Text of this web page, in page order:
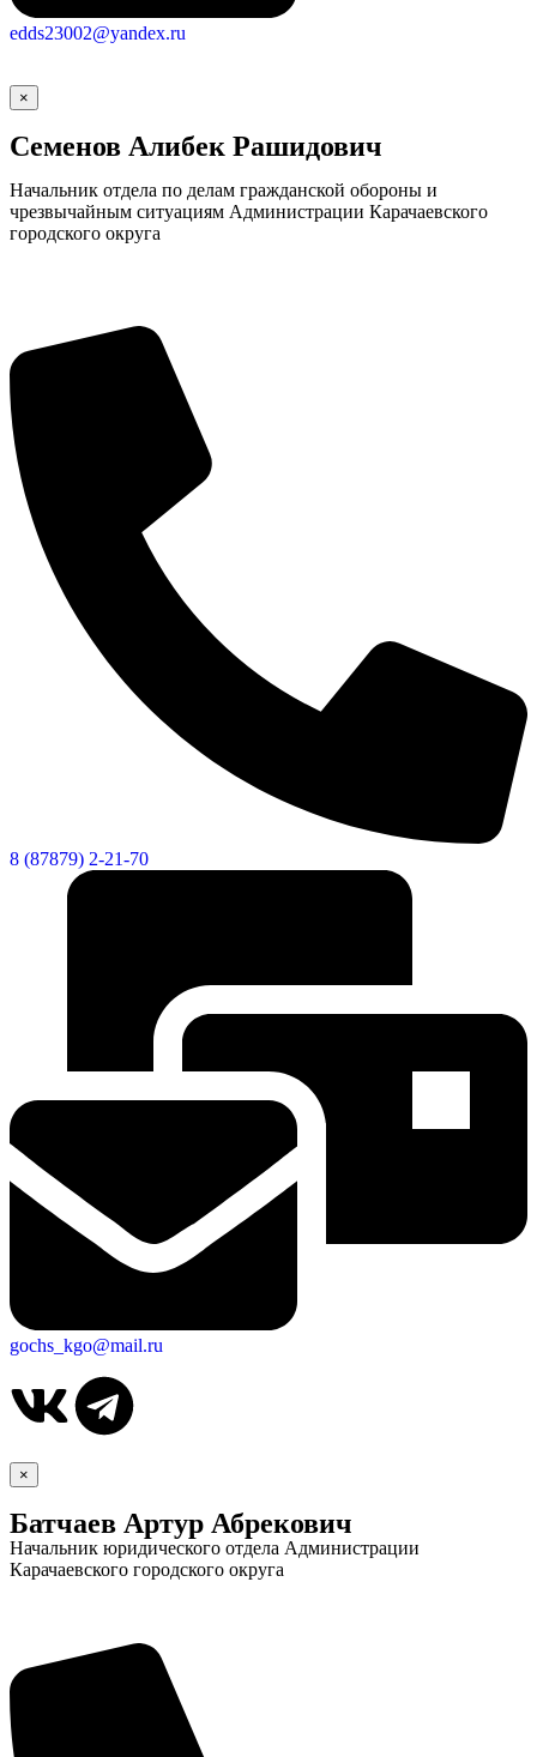
edds23002@yandex.ru
×
Семенов Алибек Рашидович
Начальник отдела по делам гражданской обороны и
чрезвычайным ситуациям Администрации Карачаевского
городского округа
8 (87879) 2-21-70
gochs_kgo@mail.ru
×
Батчаев Артур Абрекович
Начальник юридического отдела Администрации
Карачаевского городского округа